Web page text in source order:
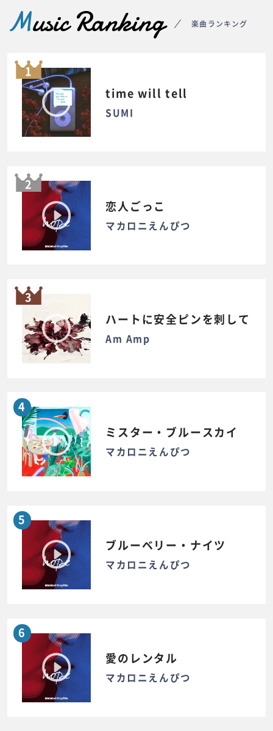
Music Ranking 楽曲ランキング
1
time will tell
SUMI
2
恋人ごっこ
マカロニえんぴつ
3
ハートに安全ピンを刺して
Am Amp
4
ミスター・ブルースカイ
マカロニえんぴつ
5
ブルーベリー・ナイツ
マカロニえんぴつ
6
愛のレンタル
マカロニえんぴつ